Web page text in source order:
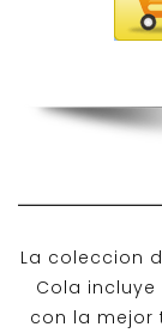
La coleccion
Cola
con la mejor